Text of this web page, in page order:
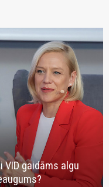
VID gaidāms algu